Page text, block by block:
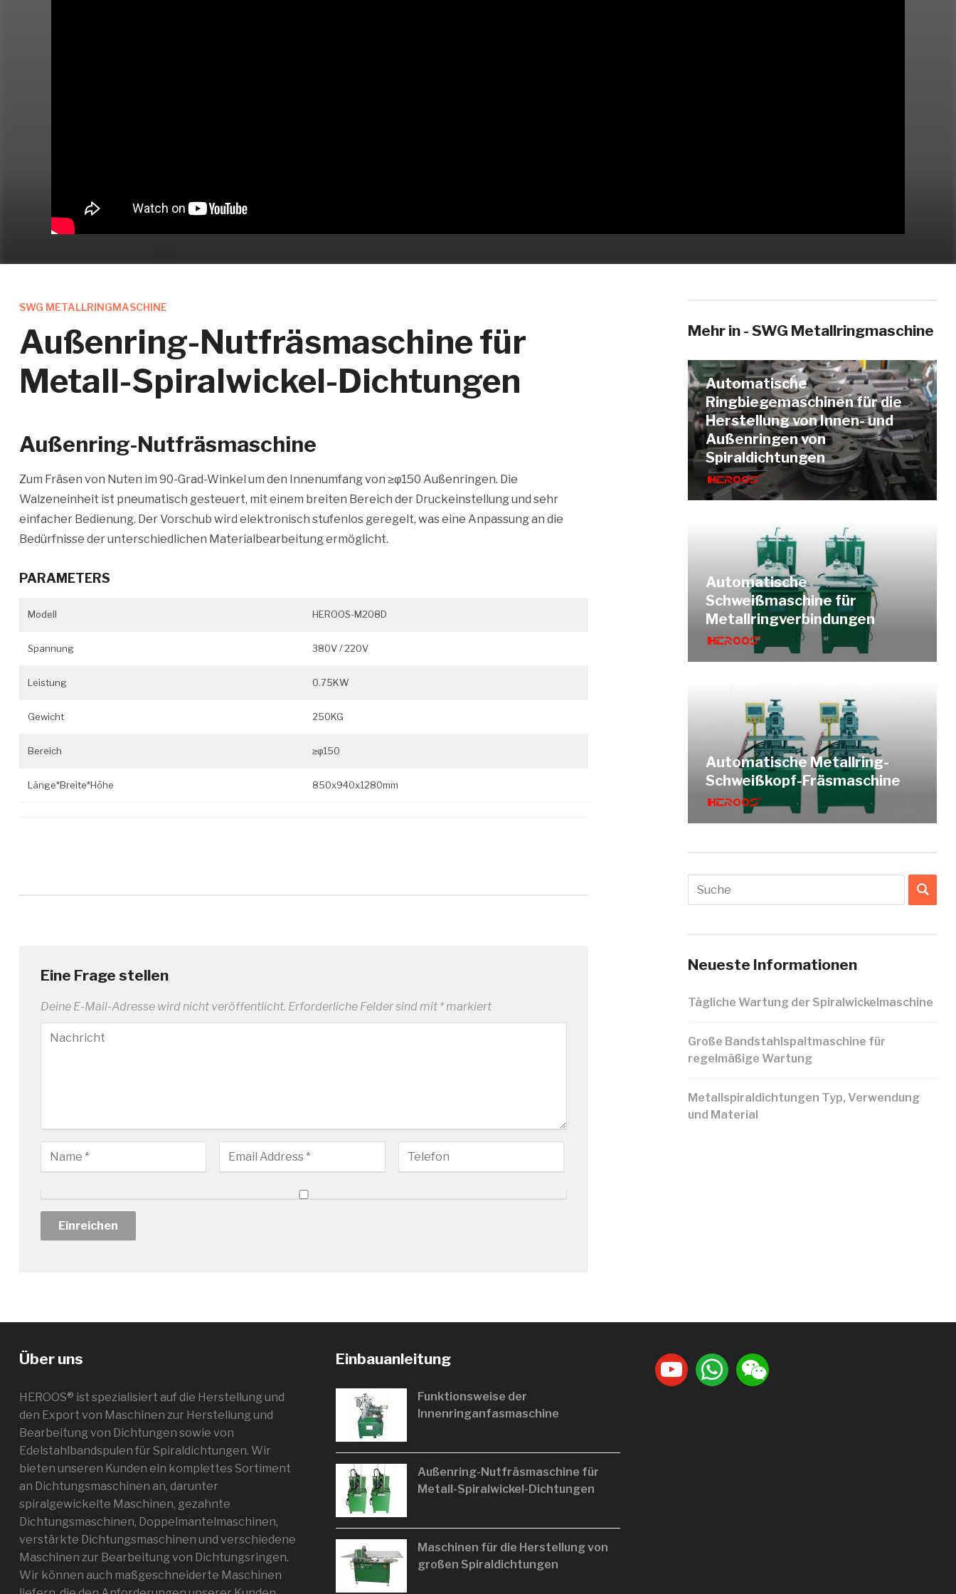
SWG METALLRINGMASCHINE
Außenring-Nutfräsmaschine für
Metall-Spiralwickel-Dichtungen
Außenring-Nutfräsmaschine
Zum Fräsen von Nuten im 90-Grad-Winkel um den Innenumfang von ≥φ150 Außenringen. Die
Walzeneinheit ist pneumatisch gesteuert, mit einem breiten Bereich der Druckeinstellung und sehr
einfacher Bedienung. Der Vorschub wird elektronisch stufenlos geregelt, was eine Anpassung an die
Bedürfnisse der unterschiedlichen Materialbearbeitung ermöglicht.
PARAMETERS
Modell HEROOS-M208D
Spannung 380V / 220V
Leistung 0.75KW
Gewicht 250KG
Bereich ≥φ150
Länge*Breite*Höhe 850x940x1280mm
Eine Frage stellen
Deine E-Mail-Adresse wird nicht veröffentlicht. Erforderliche Felder sind mit *markiert
Mehr in - SWG Metallringmaschine
Automatische
Ringbiegemaschinen für die
Herstellung von Innen- und
Außenringen von
Spiraldichtungen
Automatische
Schweißmaschine für
Metallringverbindungen
Automatische Metallring-
Schweißkopf-Fräsmaschine
Neueste Informationen
Tägliche Wartung der Spiralwickelmaschine
Große Bandstahlspaltmaschine für
regelmäßige Wartung
Metallspiraldichtungen Typ, Verwendung
und Material
Über uns
HEROOS® ist spezialisiert auf die Herstellung und
den Export von Maschinen zur Herstellung und
Bearbeitung von Dichtungen sowie von
Edelstahlbandspulen für Spiraldichtungen. Wir
bieten unseren Kunden ein komplettes Sortiment
an Dichtungsmaschinen an, darunter
spiralgewickelte Maschinen, gezahnte
Dichtungsmaschinen, Doppelmantelmaschinen,
verstärkte Dichtungsmaschinen und verschiedene
Maschinen zur Bearbeitung von Dichtungsringen.
Wir können auch maßgeschneiderte Maschinen
Einbauanleitung
Funktionsweise der
Innenringanfasmaschine
Außenring-Nutfräsmaschine für
Metall-Spiralwickel-Dichtungen
Maschinen für die Herstellung von
großen Spiraldichtungen
youtubewhatsappweixin